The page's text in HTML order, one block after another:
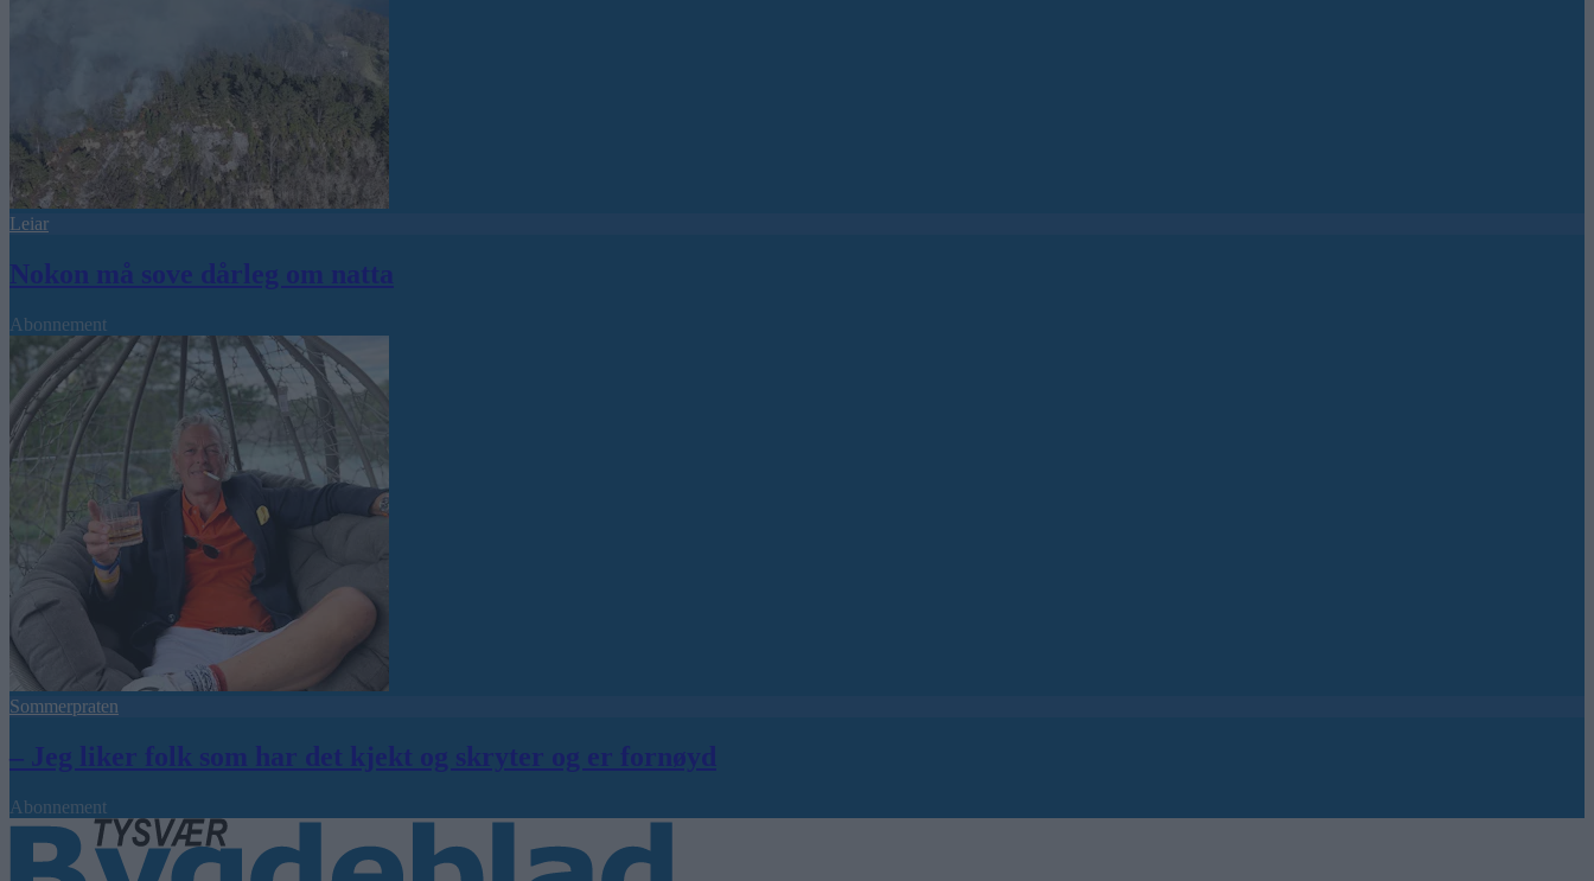
Leiar
Nokon må sove dårleg om natta
Abonnement
Sommerpraten
– Jeg liker folk som har det kjekt og skryter og er fornøyd
Abonnement